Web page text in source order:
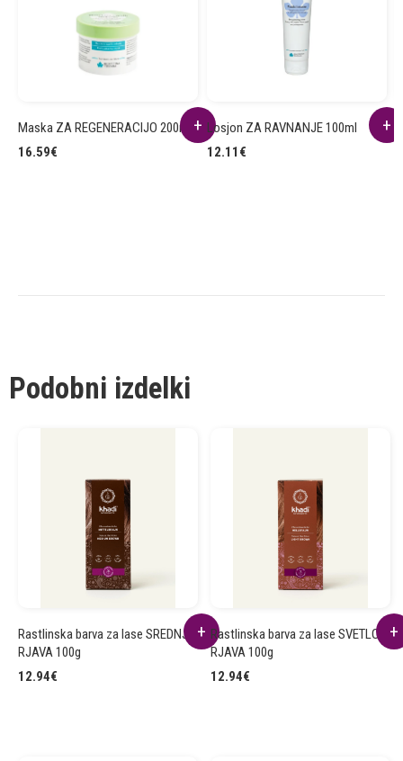
Maska ZA REGENERACIJO 200ml
16.59€
Losjon ZA RAVNANJE 100ml
12.11 €
Podobni izdelki
Rastlinska barva za lase SREDNJE
RJAVA 100g
12.94€
Rastlinska barva za lase SVETLO
RJAVA 100g
12.94€